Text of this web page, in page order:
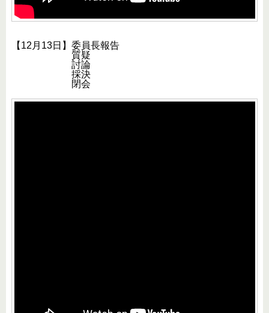
【12月13日】委員長報告
質疑
討論
採決
閉会